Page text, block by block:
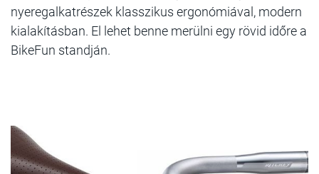
nyeregalkatrészek klasszikus ergonómiával, modern
kialakításban. El lehet benne merülni egy rövid időre a
BikeFun standján.